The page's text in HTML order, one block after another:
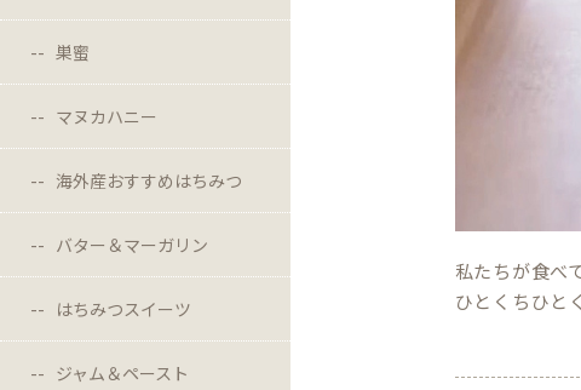
巣蜜
マヌカハニー
海外産おすすめはちみつ
バター＆マーガリン
はちみつスイーツ
ジャム＆ペースト
私たちが食べ
ひとくちひと